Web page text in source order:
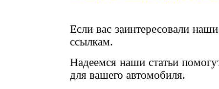
Если вас заинтересовали
ссылкам.
Надеемся наши статьи
для вашего автомобиля.